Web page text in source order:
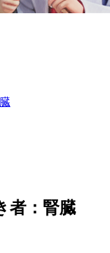
者：腎臓